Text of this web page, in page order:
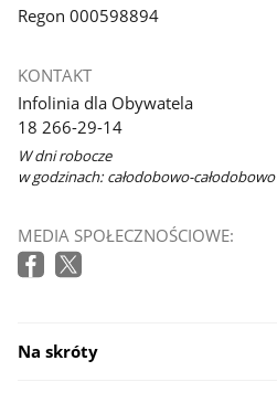
Regon 000598894
KONTAKT
Infolinia dla Obywatela
18 266-29-14
W dni robocze
w godzinach: całodobowo-całodobowo
MEDIA SPOŁECZNOŚCIOWE:
Na skróty